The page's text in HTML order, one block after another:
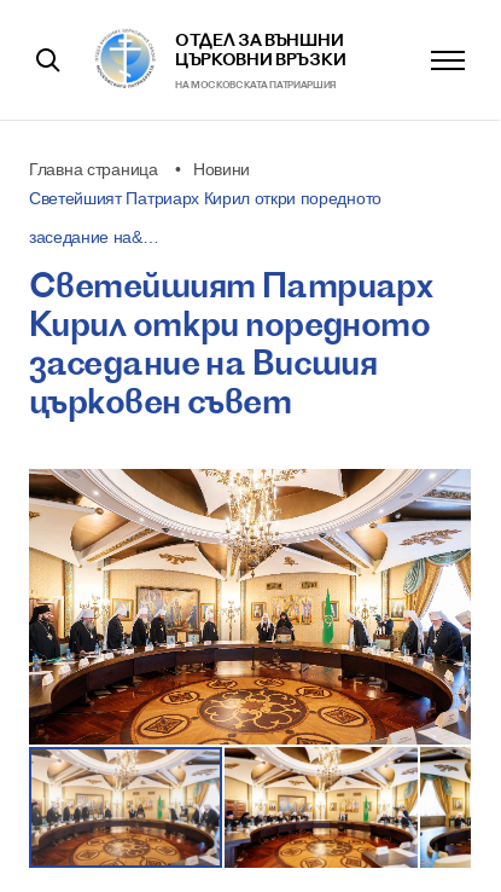
ОТДЕЛ ЗА ВЪНШНИ
ЦЪРКОВНИ ВРЪЗКИ
НА МОСКОВСКАТА ПАТРИАРШИЯ
Главна страница
Новини
Светейшият Патриарх Кирил откри поредното
заседание на&…
Светейшият Патриарх
Кирил откри поредното
заседание на Висшия
църковен съвет